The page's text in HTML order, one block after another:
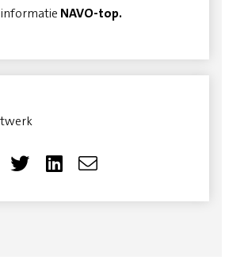
NAVO-top.
T
w
S
e